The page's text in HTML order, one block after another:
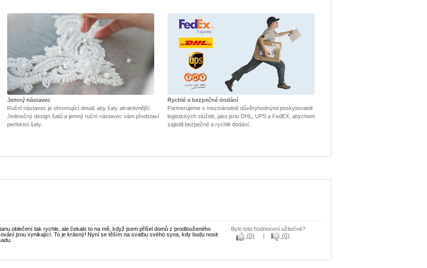
Jemný nástavec
Ruční nástavec je ohromující detail, aby šaty atraktivnější.
Jedinečný design šatů a jemný ruční nástavec vám představí
perfektní šaty.
Rychlé a bezpečné dodání
Partnerujeme s mezinárodně důvěryhodnými poskytovateli
logistických služeb, jako jsou DHL, UPS a FedEX, abychom
zajistili bezpečné a rychlé dodání.
oblečení tak rychle, ale čekalo to na mě, když jsem přišel domů z prodlouženého
jsou vynikající. To je krásný! Nyní se těším na svatbu svého syna, kdy budu nosit
Bylo toto hodnocení užitečné?
(0) (0)